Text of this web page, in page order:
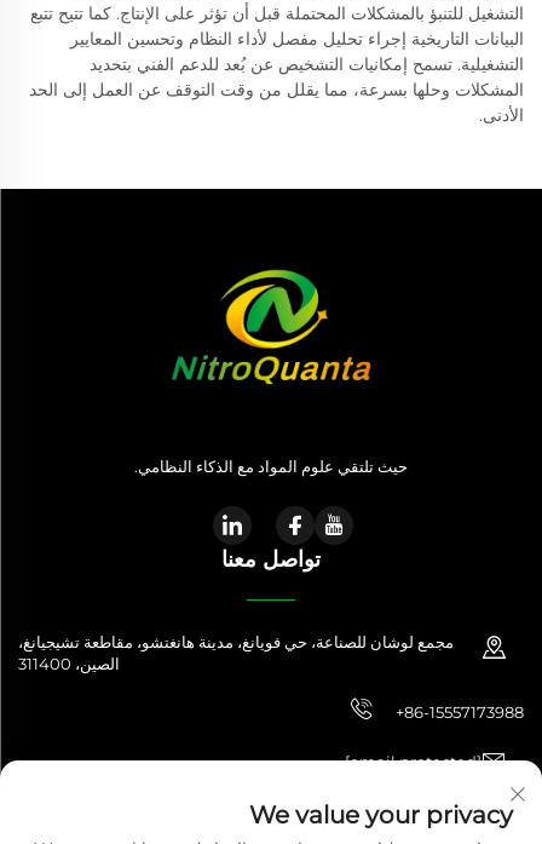
التشغيل للتنبؤ بالمشكلات المحتملة قبل أن تؤثر على الإنتاج. كما تتيح تتبع
البيانات التاريخية إجراء تحليل مفصل لأداء النظام وتحسين المعايير
التشغيلية. تسمح إمكانيات التشخيص عن بُعد للدعم الفني بتحديد
المشكلات وحلها بسرعة، مما يقلل من وقت التوقف عن العمل إلى الحد
الأدنى.
حيث تلتقي علوم المواد مع الذكاء النظامي.
تواصل معنا
مجمع لوشان للصناعة، حي فويانغ، مدينة هانغتشو، مقاطعة تشيجيانغ،
الصين، 311400
+86-15557173988
[email protected]
We value your privacy